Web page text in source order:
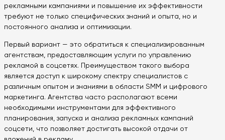
рекламными кампаниями и повышение их эффективности
требуют не только специфических знаний и опыта, но и
постоянного анализа и оптимизации.
Первый вариант — это обратиться к специализированным
агентствам, предоставляющим услуги по управлению
рекламой в соцсетях. Преимуществом такого выбора
является доступ к широкому спектру специалистов с
различным опытом и знаниями в области SMM и цифрового
маркетинга. Агентства часто располагают всеми
необходимыми инструментами для эффективного
планирования, запуска и анализа рекламных кампаний
соцсети, что позволяет достигать высокой отдачи от